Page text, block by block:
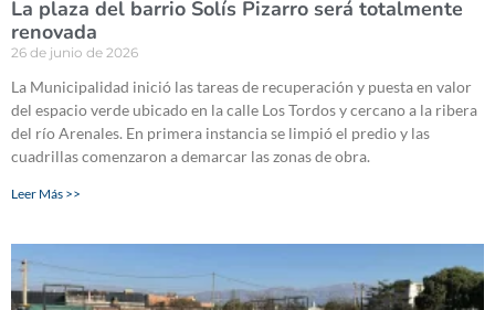
La plaza del barrio Solís Pizarro será totalmente
renovada
26 de junio de 2026
La Municipalidad inició las tareas de recuperación y puesta en valor
del espacio verde ubicado en la calle Los Tordos y cercano a la ribera
del río Arenales. En primera instancia se limpió el predio y las
cuadrillas comenzaron a demarcar las zonas de obra.
Leer Más >>